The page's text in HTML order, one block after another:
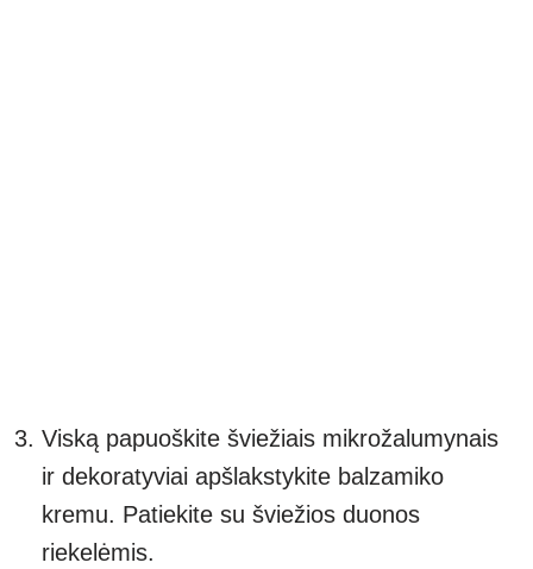
Viską papuoškite šviežiais mikrožalumynais
ir dekoratyviai apšlakstykite balzamiko
kremu. Patiekite su šviežios duonos
riekelėmis.